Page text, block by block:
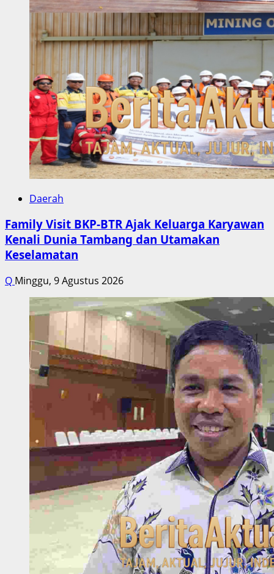
Daerah
Family Visit BKP-BTR Ajak Keluarga Karyawan
Kenali Dunia Tambang dan Utamakan
Keselamatan
Q Minggu, 9 Agustus 2026